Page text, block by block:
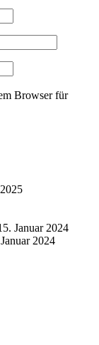
Browser für
Januar 2024
2024